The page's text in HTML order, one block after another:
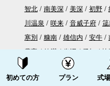
智北
南美深 美深 初野
川温泉
咲来 音威子府
寒別
糠南 雄信内 安牛
豊富
徳満 兜沼 勇知 抜
南永山
東旭川
愛別
中愛別 愛山 安足間
資料請求する
初めての方 プラン 式